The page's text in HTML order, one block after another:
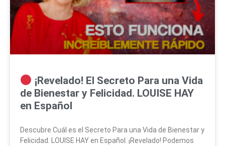
¡Revelado! El Secreto Para una Vida
de Bienestar y Felicidad. LOUISE HAY
en Español
Descubre Cuál es el Secreto Para una Vida de Bienestar y
Felicidad. LOUISE HAY en Español. ¡Revelado! Podemos